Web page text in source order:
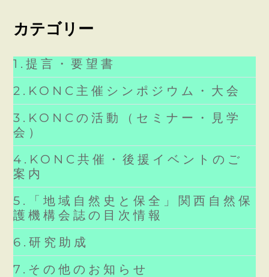
カテゴリー
1.提言・要望書
2.KONC主催シンポジウム・大会
3.KONCの活動（セミナー・見学
会）
4.KONC共催・後援イベントのご
案内
5.「地域自然史と保全」関西自然保
護機構会誌の目次情報
6.研究助成
7.その他のお知らせ